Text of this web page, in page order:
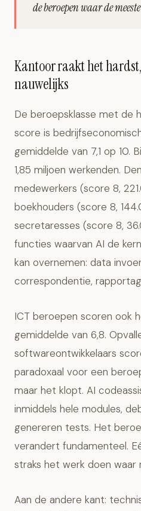
de beroepen waar de
Kantoor raakt het
nauwelijks
De beroepsklasse met de
score is
gemiddelde van 7,1 op 10.
1,85 miljoen werkenden.
medewerkers (score 8,
boekhouders (score 8,
secretaresses (score 8,
functies waarvan AI de
kan overnemen: data
correspondentie,
ICT beroepen scoren ook
gemiddelde van 6,8.
softwareontwikkelaars
paradoxaal voor een
maar het klopt. AI
inmiddels hele modules,
genereren tests. Het
verandert fundamenteel.
straks het werk doen waar
Aan de andere kant: